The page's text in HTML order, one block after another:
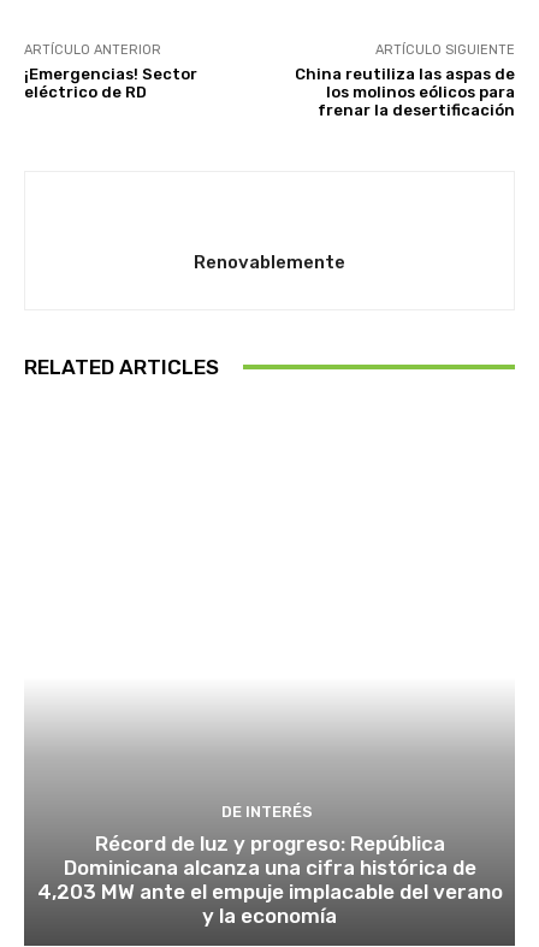
ARTÍCULO ANTERIOR
¡Emergencias! Sector
eléctrico de RD
ARTÍCULO SIGUIENTE
China reutiliza las aspas de
los molinos eólicos para
frenar la desertificación
Renovablemente
RELATED ARTICLES
DE INTERÉS
Récord de luz y progreso: República
Dominicana alcanza una cifra histórica de
4,203 MW ante el empuje implacable del verano
y la economía